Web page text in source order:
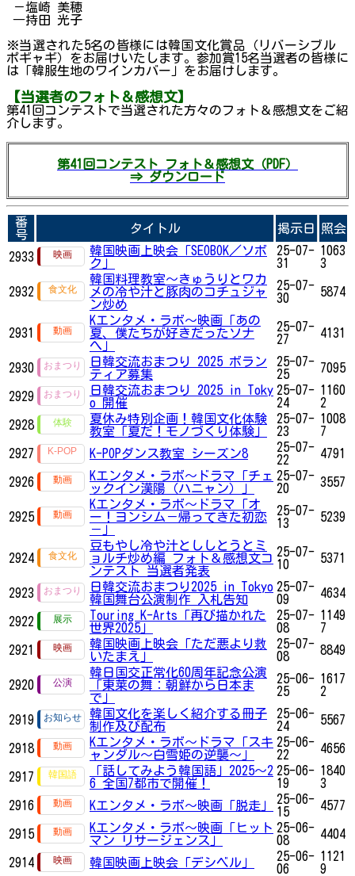
－塩崎 美穂
―持田 光子
※当選された5名の皆様には韓国文化賞品（リバーシブル
ポギャギ）をお届けいたします。参加賞15名当選者の皆様に
は「韓服生地のワインカバー」をお届けします。
【当選者のフォト＆感想文】
第41回コンテストで当選された方々のフォト＆感想文をご紹
介します。
第41回コンテスト フォト＆感想文（PDF）
⇒ ダウンロード
番
号
タイトル 掲示日 照会
2933
韓国映画上映会「SEOBOK／ソボ
ク」
25-07-
31
1063
3
2932
韓国料理教室～きゅうりとワカ
メの冷や汁と豚肉のコチュジャ
ン炒め
25-07-
30
5874
2931
Kエンタメ・ラボ～映画「あの
夏、僕たちが好きだったソナ
へ」
25-07-
27
4131
2930
日韓交流おまつり 2025 ボラン
ティア募集
25-07-
25
7095
2929
日韓交流おまつり 2025 in Toky
o 開催
25-07-
24
1160
2
2928
夏休み特別企画！韓国文化体験
教室「夏だ！モノづくり体験」
25-07-
23
1008
7
2927
K-POPダンス教室 シーズン8
25-07-
22
4791
2926
Kエンタメ・ラボ～ドラマ「チェ
ックイン漢陽（ハニャン）」
25-07-
20
3557
2925
Kエンタメ・ラボ～ドラマ「オ
ー！ヨンシム－帰ってきた初恋
－」
25-07-
13
5239
2924
豆もやし冷や汁とししとうとミ
ョルチ炒め編 フォト＆感想文コ
ンテスト 当選者発表
25-07-
10
5371
2923
日韓交流おまつり2025 in Tokyo
韓国舞台公演制作 入札告知
25-07-
09
4634
2922
Touring K-Arts「再び描かれた
世界2025」
25-07-
08
1149
7
2921
韓国映画上映会「ただ悪より救
いたまえ」
25-07-
08
8849
2920
韓日国交正常化60周年記念公演
「東莱の舞：朝鮮から日本ま
で」
25-06-
25
1617
2
2919
韓国文化を楽しく紹介する冊子
制作及び配布
25-06-
24
5567
2918
Kエンタメ・ラボ～ドラマ「スキ
ャンダル～白雪姫の逆襲～」
25-06-
22
4656
2917
「話してみよう韓国語」2025～2
6 全国7都市で開催！
25-06-
19
1840
3
2916
Kエンタメ・ラボ～映画「脱走」
25-06-
15
4577
2915
Kエンタメ・ラボ～映画「ヒット
マン リサージェンス」
25-06-
08
4404
2914 韓国映画上映会「デシベル」
25-06-
06
1121
9